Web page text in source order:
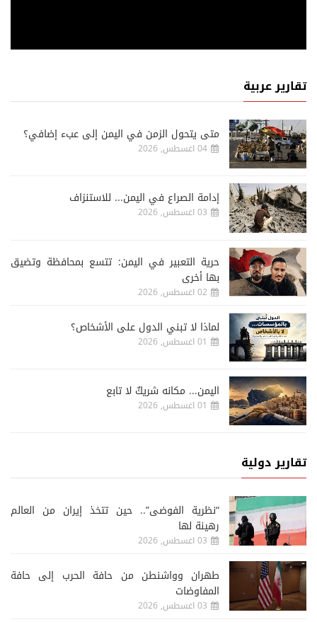
تقارير عربية
متى يتحول الزمن في اليمن إلى عبء إضافي؟
04 اغسطس, 2026
إدامة الصراع في اليمن... للاستنزاف
03 اغسطس, 2026
حرية التعبير في اليمن: تتسع بمحافظة وتضيق
بها أخرى
02 اغسطس, 2026
لماذا لا تبني الدول على الأشخاص؟
01 اغسطس, 2026
اليمن... مكانه شريكٌ لا تابع
01 اغسطس, 2026
تقارير دولية
“نظرية الفوضى”.. حين تتخذ إيران من العالم
رهينة لها
03 اغسطس, 2026
طهران وواشنطن من حافة الحرب إلى حافة
المفاوضات
03 اغسطس, 2026